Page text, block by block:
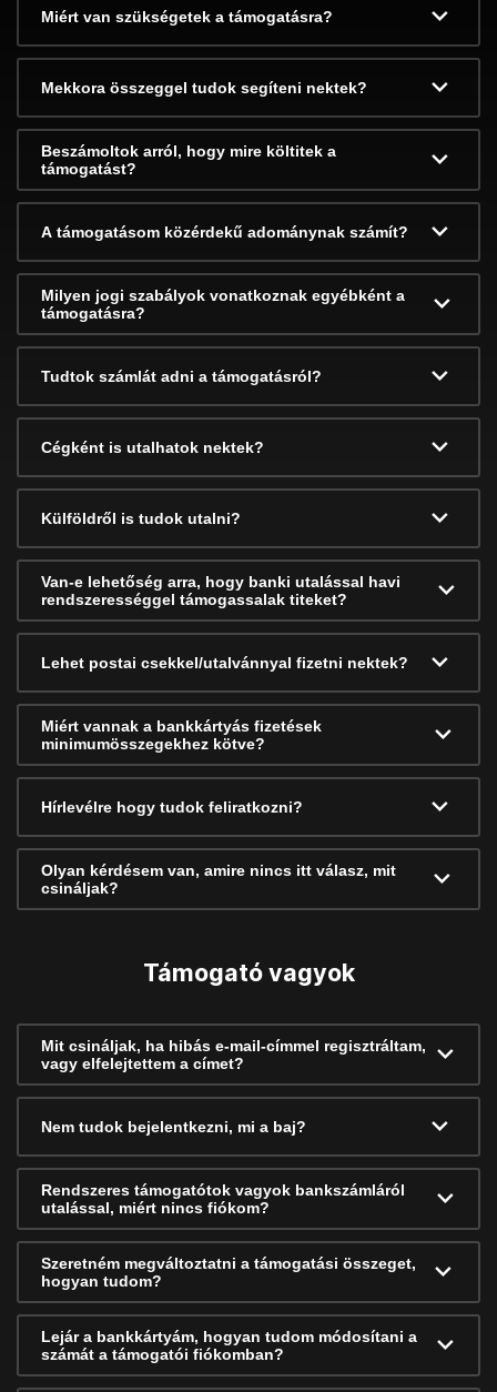
Miért van szükségetek a támogatásra?
Mekkora összeggel tudok segíteni nektek?
Beszámoltok arról, hogy mire költitek a
támogatást?
A támogatásom közérdekű adománynak számít?
Milyen jogi szabályok vonatkoznak egyébként a
támogatásra?
Tudtok számlát adni a támogatásról?
Cégként is utalhatok nektek?
Külföldről is tudok utalni?
Van-e lehetőség arra, hogy banki utalással havi
rendszerességgel támogassalak titeket?
Lehet postai csekkel/utalvánnyal fizetni nektek?
Miért vannak a bankkártyás fizetések
minimumösszegekhez kötve?
Hírlevélre hogy tudok feliratkozni?
Olyan kérdésem van, amire nincs itt válasz, mit
csináljak?
Támogató vagyok
Mit csináljak, ha hibás e-mail-címmel regisztráltam,
vagy elfelejtettem a címet?
Nem tudok bejelentkezni, mi a baj?
Rendszeres támogatótok vagyok bankszámláról
utalással, miért nincs fiókom?
Szeretném megváltoztatni a támogatási összeget,
hogyan tudom?
Lejár a bankkártyám, hogyan tudom módosítani a
számát a támogatói fiókomban?